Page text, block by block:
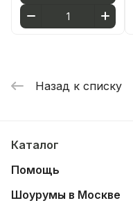
Назад к списку
Каталог
Помощь
Шоурумы в Москве